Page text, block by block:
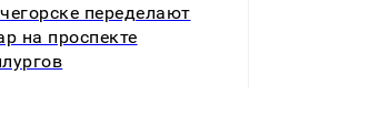
переделают
на проспекте